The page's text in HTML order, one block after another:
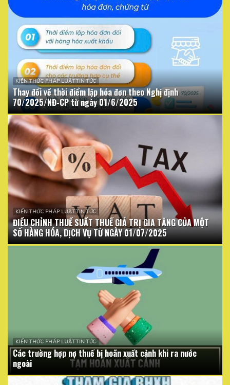
KIẾN THỨC PHÁP LUẬT TIN TỨC
Thay đổi về thời điểm lập hóa đơn theo Nghị định
70/2025/NĐ-CP từ ngày 01/6/2025
KIẾN THỨC PHÁP LUẬT TIN TỨC
ĐIỀU CHỈNH THUẾ SUẤT THUẾ GIÁ TRỊ GIA TĂNG CỦA MỘT
SỐ HÀNG HÓA, DỊCH VỤ TỪ NGÀY 01/07/2025
KIẾN THỨC PHÁP LUẬT TIN TỨC
Các trường hợp nợ thuế bị hoãn xuất cảnh khi ra nước
ngoài